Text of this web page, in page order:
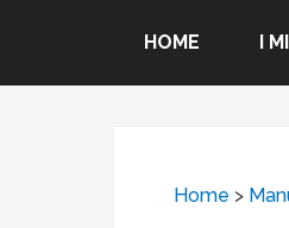
HOME I
Home >